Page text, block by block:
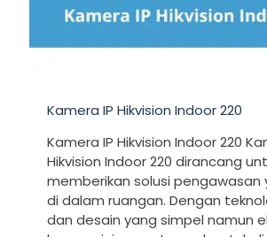
Kamera IP Hikvision Indoor 220
Kamera IP Hikvision Indoor 220
Hikvision Indoor 220 dirancang
memberikan solusi pengawasan
di dalam ruangan. Dengan
dan desain yang simpel namun